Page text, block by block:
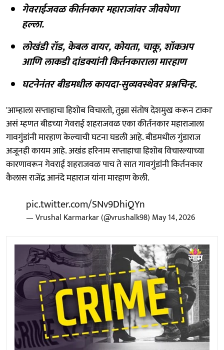
गेवराईजवळ कीर्तनकार महाराजांवर जीवघेणा
हल्ला.
लोखंडी रॉड, केबल वायर, कोयता, चाकू, शॉकअप
आणि लाकडी दांडक्यांनी किर्तनकाराला मारहाण
घटनेनंतर बीडमधील कायदा-सुव्यवस्थेवर प्रश्नचिन्ह.
'आम्हाला सप्ताहाचा हिशोब विचारतो, तुझा संतोष देशमुख करून टाका'
असं म्हणत बीडच्या गेवराई शहराजवळ एका कीर्तनकार महाराजाला
गावगुंडांनी मारहाण केल्याची घटना घडली आहे. बीडमधील गुंडाराज
अजूनही कायम आहे. अखंड हरिनाम सप्ताहाचा हिशोब विचारल्याच्या
कारणावरून गेवराई शहराजवळ पाच ते सात गावगुंडांनी किर्तनकार
कैलास राजेंद्र आनंदे महाराज यांना मारहाण केली.
pic.twitter.com/SNv9DhiQYn
— Vrushal Karmarkar (@vrushalk98) May 14, 2026